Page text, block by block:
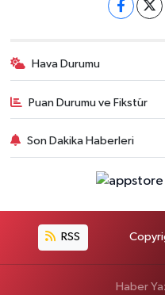
Hava Durumu
Puan Durumu ve Fikstür
Son Dakika Haberleri
RSS
Haber